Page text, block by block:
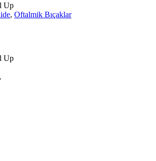
Up
, Oftalmik Bıçaklar
Up